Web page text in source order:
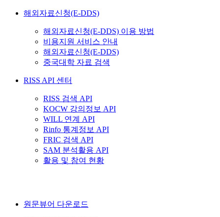
해외자료신청(E-DDS)
해외자료신청(E-DDS) 이용 방법
비용지원 서비스 안내
해외자료신청(E-DDS)
중국대학 자료 검색
RISS API 센터
RISS 검색 API
KOCW 강의정보 API
WILL 연계 API
Rinfo 통계정보 API
FRIC 검색 API
SAM 분석활용 API
활용 및 참여 현황
원문뷰어 다운로드